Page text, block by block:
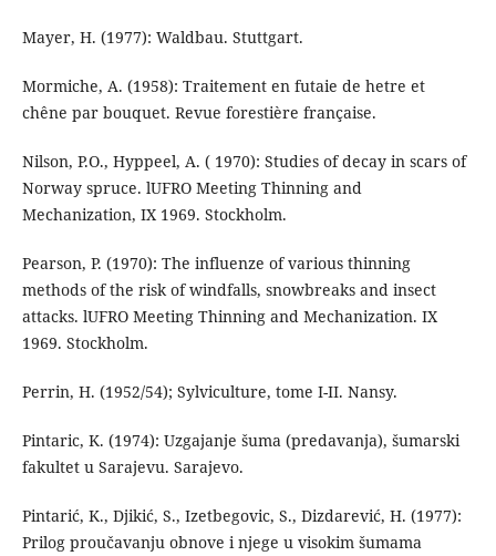
Mayer, H. (1977): Waldbau. Stuttgart.
Mormiche, A. (1958): Traitement en futaie de hetre et
chêne par bouquet. Revue forestière française.
Nilson, P.O., Hyppeel, A. ( 1970): Studies of decay in scars of
Norway spruce. lUFRO Meeting Thinning and
Mechanization, IX 1969. Stockholm.
Pearson, P. (1970): The influenze of various thinning
methods of the risk of windfalls, snowbreaks and insect
attacks. lUFRO Meeting Thinning and Mechanization. IX
1969. Stockholm.
Perrin, H. (1952/54); Sylviculture, tome I-II. Nansy.
Pintaric, K. (1974): Uzgajanje šuma (predavanja), šumarski
fakultet u Sarajevu. Sarajevo.
Pintarić, K., Djikić, S., Izetbegovic, S., Dizdarević, H. (1977):
Prilog proučavanju obnove i njege u visokim šumama